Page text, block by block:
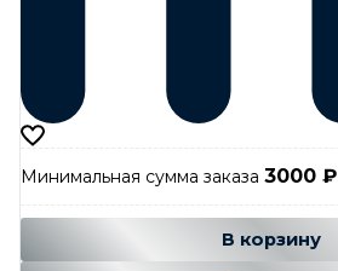
Минимальная сумма заказа 3000 ₽
В корзину